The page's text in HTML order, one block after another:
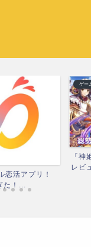
恋活アプリ！
た！...
ゲー
『
レビ